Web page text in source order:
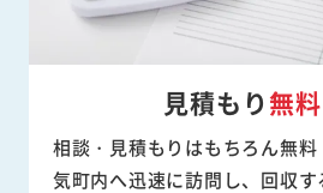
見積もり無料
相談・見積もりはもちろん無料
気町内へ迅速に訪問し、回収す